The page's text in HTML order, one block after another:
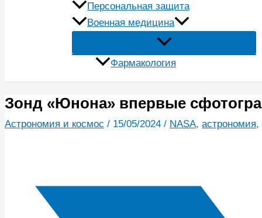
Персональная защита
Военная медицина
Фармакология
Зонд «Юнона» впервые
Астрономия и космос / 15/05/2024 / NASA, астрономия,